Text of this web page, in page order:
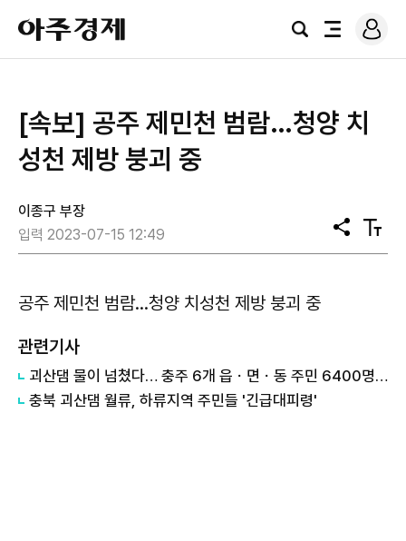
아
주
경
검
전
로
그
[속보] 공주 제민천 범람…청양 치
성천 제방 붕괴 중
이종구 부장
입력 2023-07-15 12:49
공
유
텍
스
공주 제민천 범람…청양 치성천 제방 붕괴 중
관련기사
괴산댐 물이 넘쳤다… 충주 6개 읍ㆍ면ㆍ동 주민 6400명 긴급 대피
충북 괴산댐 월류, 하류지역 주민들 '긴급대피령'